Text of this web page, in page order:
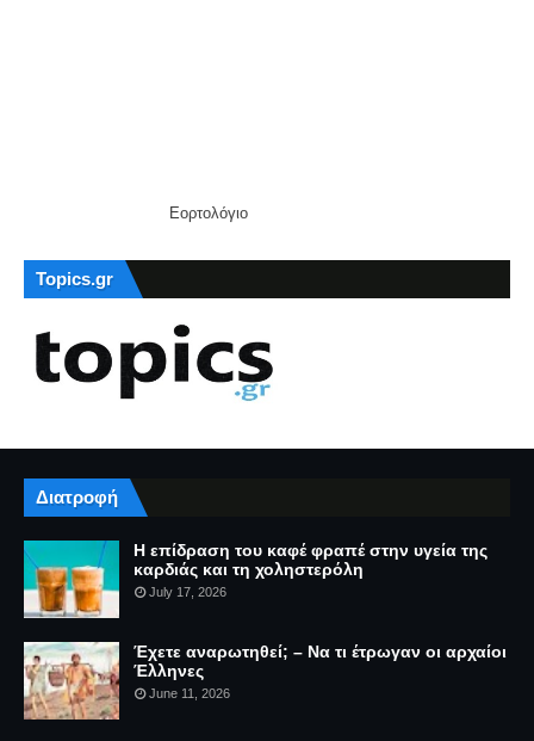
Εορτολόγιο
Topics.gr
Διατροφή
Η επίδραση του καφέ φραπέ στην υγεία της
καρδιάς και τη χοληστερόλη
July 17, 2026
Έχετε αναρωτηθεί; – Να τι έτρωγαν οι αρχαίοι
Έλληνες
June 11, 2026